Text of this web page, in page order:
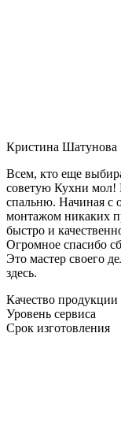
Кристина Шатунова
Всем, кто еще
советую Кухни мол!
спальню. Начиная с
монтажом никаких
быстро и
Огромное спасибо
Это мастер своего
здесь.
Качество продукции
Уровень сервиса
Срок изготовления